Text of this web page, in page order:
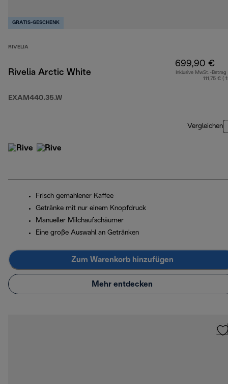
GRATIS-GESCHENK
RIVELIA
Rivelia Arctic White
EXAM440.35.W
699,90 €
Inklusive MwSt.-Betrag
111,75 € (
Vergleichen
Frisch gemahlener Kaffee
Getränke mit nur einem Knopfdruck
Manueller Milchaufschäumer
Eine große Auswahl an Getränken
Zum Warenkorb hinzufügen
Mehr entdecken